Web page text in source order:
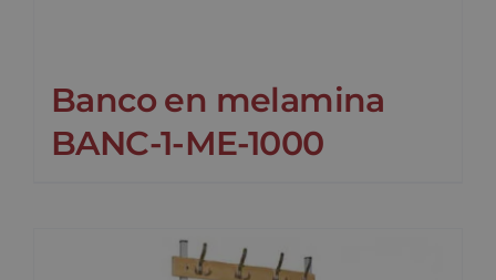
Banco en melamina
BANC-1-ME-1000